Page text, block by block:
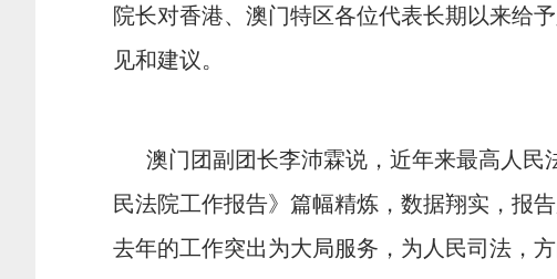
院长对香港、澳门特区各位代表长期以来给
见和建议。
澳门团副团长李沛霖说，近年来最高人民
民法院工作报告》篇幅精炼，数据翔实，报
去年的工作突出为大局服务，为人民司法，